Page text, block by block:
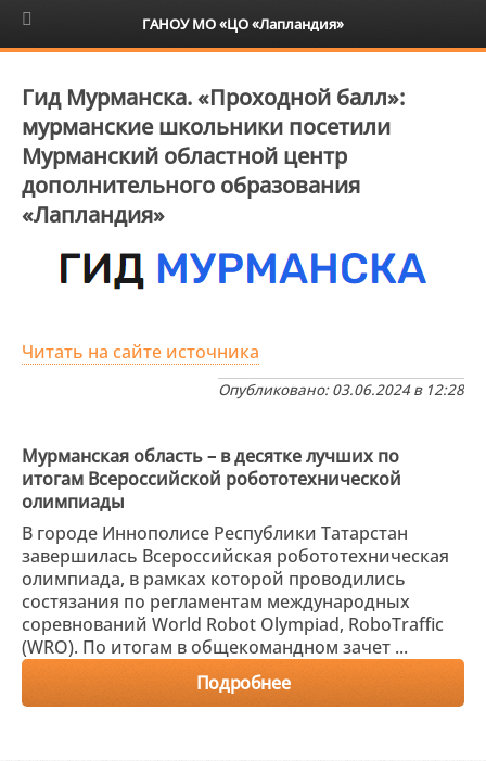
6+
Гид Мурманска. «Проходной балл»:
мурманские школьники посетили
Мурманский областной центр
дополнительного образования
«Лапландия»
Читать на сайте источника
Опубликовано: 03.06.2024 в 12:28
Мурманская область – в десятке лучших по
итогам Всероссийской робототехнической
олимпиады
В городе Иннополисе Республики Татарстан
завершилась Всероссийская робототехническая
олимпиада, в рамках которой проводились
состязания по регламентам международных
соревнований World Robot Olympiad, RoboTraffic
(WRO). По итогам в общекомандном зачет ...
Подробнее
ГАНОУ МО «ЦО «Лапландия»